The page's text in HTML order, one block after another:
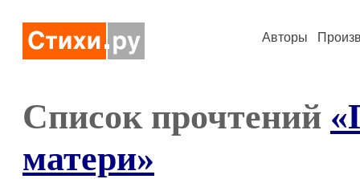
Авторы
Список прочтений
матери»